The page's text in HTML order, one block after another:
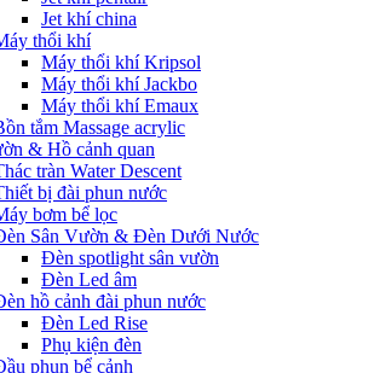
Jet khí china
thổi khí
Máy thổi khí Kripsol
Máy thổi khí Jackbo
Máy thổi khí Emaux
tắm Massage acrylic
& Hồ cảnh quan
tràn Water Descent
bị đài phun nước
bơm bể lọc
Sân Vườn & Đèn Dưới Nước
Đèn spotlight sân vườn
Đèn Led âm
hồ cảnh đài phun nước
Đèn Led Rise
Phụ kiện đèn
phun bể cảnh